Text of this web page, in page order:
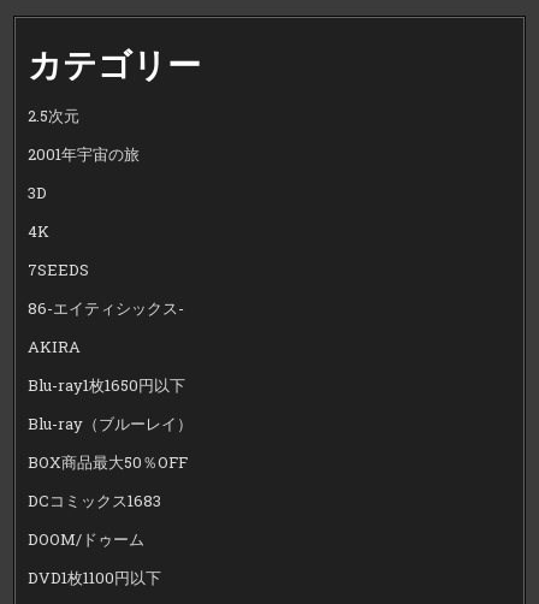
カテゴリー
2.5次元
2001年宇宙の旅
3D
4K
7SEEDS
86-エイティシックス-
AKIRA
Blu-ray1枚1650円以下
Blu-ray（ブルーレイ）
BOX商品最大50％OFF
DCコミックス1683
DOOM/ドゥーム
DVD1枚1100円以下